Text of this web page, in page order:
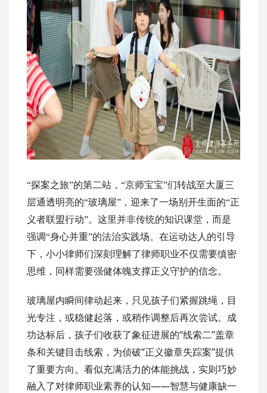
“探案之旅”的第二站，“京师宝宝”们转战至大厦三
层通透明亮的“玻璃屋”，迎来了一场别开生面的“正
义者联盟行动”。这里并非传统的知识课堂，而是
强调“身心并重”的法治实践场。在运动达人的引导
下，小小律师们深刻理解了律师职业不仅需要缜密
思维，同样需要强健体魄支撑正义守护的信念。
玻璃屋内瞬间律动起来，只见孩子们紧握跳绳，目
光专注，或稳健起落，或稍作调整后再次尝试。成
功达标后，孩子们收获了象征进展的“线索二”盖章
条和关键目击线索，为侦破“正义徽章失踪案”提供
了重要方向。看似充满活力的体能挑战，实则巧妙
融入了对律师职业素养的认知——智慧与健康缺一